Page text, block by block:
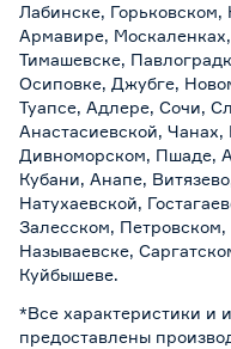
Лабинске,
Армавире,
Тимашевске,
Осиповке, Джубге,
Туапсе, Адлере, Сочи,
Анастасиевской,
Дивноморском, Пшаде,
Кубани, Анапе,
Натухаевской,
Залесском,
Называевске,
Куйбышеве.
*Все характеристики и
предоставлены